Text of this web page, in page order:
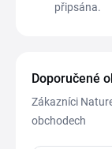
připsána.
Doporučené
Zákazníci
obchodech